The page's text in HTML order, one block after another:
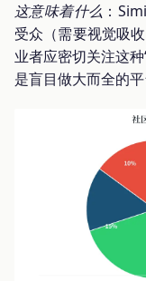
这意味着什么 ：
受众（需要视觉吸
业者应密切关注这
是盲目做大而全的平